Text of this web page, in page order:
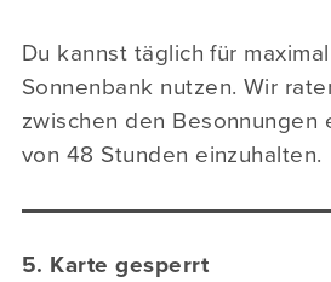
Du kannst täglich für
Sonnenbank nutzen. Wir
zwischen den Besonnungen
von 48 Stunden einzuhalten.
5. Karte gesperrt